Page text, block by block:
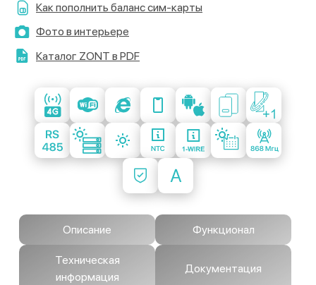
Как пополнить баланс сим-карты
Фото в интерьере
Каталог ZONT в PDF
Описание Функционал
Техническая
информация
Документация